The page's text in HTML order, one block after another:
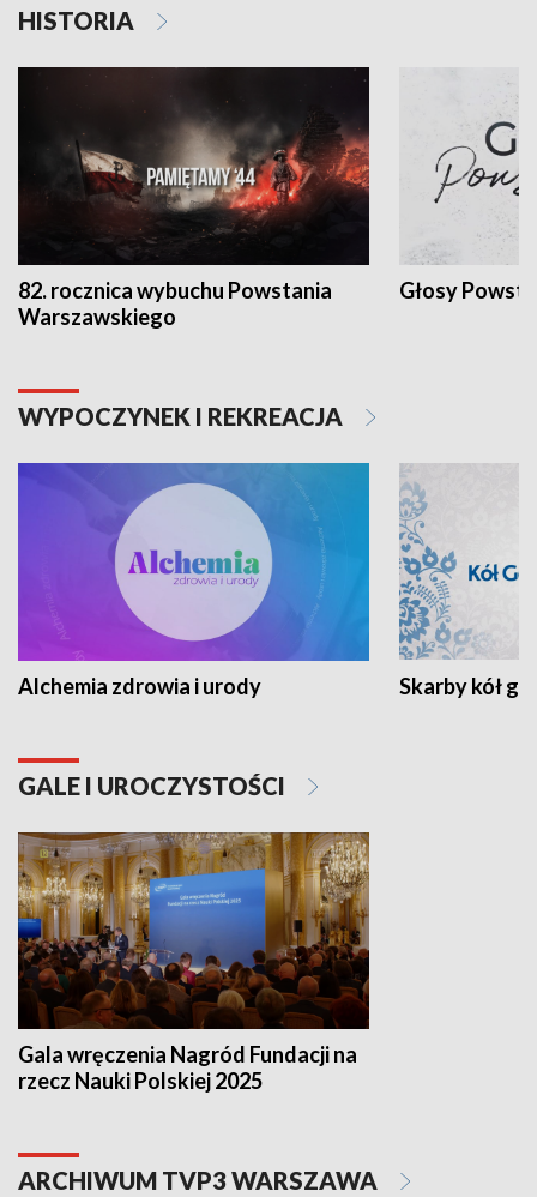
HISTORIA
82. rocznica wybuchu Powstania
Warszawskiego
Głosy
WYPOCZYNEK I REKREACJA
Alchemia zdrowia i urody Skarby kół
GALE I UROCZYSTOŚCI
Gala wręczenia Nagród Fundacji na
rzecz Nauki Polskiej 2025
ARCHIWUM TVP3 WARSZAWA